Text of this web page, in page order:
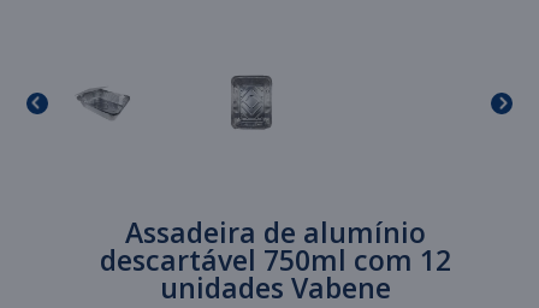
Assadeira de alumínio
descartável 750ml com 12
unidades Vabene